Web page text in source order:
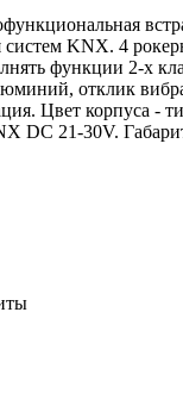
систем KNX. 4
функции 2-х
отклик
Цвет корпуса -
DC 21-30V.